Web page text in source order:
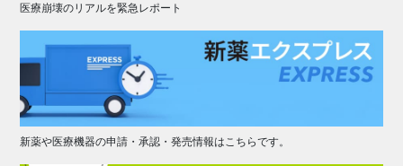
医療崩壊のリアルを緊急レポート
新薬や医療機器の申請・承認・発売情報はこちらです。